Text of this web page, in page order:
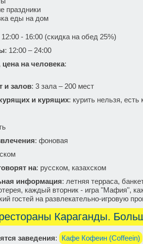
праздники
еды на дом
12:00 - 16:00 (скидка на обед 25%)
: 12:00 – 24:00
на человека:
и залов: 3 зала – 200 мест
и курящих: курить нельзя, есть
: фоновая
на: русском, казахском
информация: летняя терраса,
каждый вторник - игра "Мафия",
гостей на развлекательно-игровую
Караганды.
заведения: Кафе Кофеин (Coffeein)